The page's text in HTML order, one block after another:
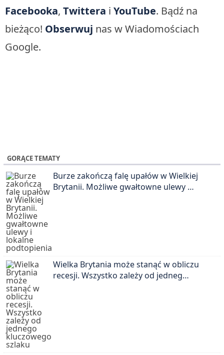
Facebooka, Twittera i YouTube. Bądź na
bieżąco! Obserwuj nas w Wiadomościach
Google.
GORĄCE TEMATY
Burze zakończą falę upałów w Wielkiej
Brytanii. Możliwe gwałtowne ulewy …
Wielka Brytania może stanąć w obliczu
recesji. Wszystko zależy od jedneg…